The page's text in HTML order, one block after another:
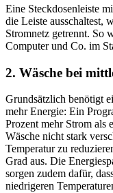
Eine Steckdosenleiste
die Leiste ausschaltest,
Stromnetz getrennt. So
Computer und Co. im
2. Wäsche bei
Grundsätzlich benötigt
mehr Energie: Ein
Prozent mehr Strom als
Wäsche nicht stark
Temperatur zu
Grad aus. Die
sorgen zudem dafür,
niedrigeren